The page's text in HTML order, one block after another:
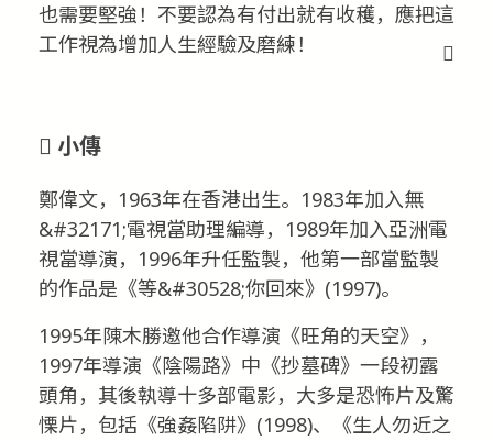
也需要堅強！不要認為有付出就有收穫，應把這
工作視為增加人生經驗及磨練！
小傳
鄭偉文，1963年在香港出生。1983年加入無
&#32171;電視當助理編導，1989年加入亞洲電
視當導演，1996年升任監製，他第一部當監製
的作品是《等&#30528;你回來》(1997)。
1995年陳木勝邀他合作導演《旺角的天空》，
1997年導演《陰陽路》中《抄墓碑》一段初露
頭角，其後執導十多部電影，大多是恐怖片及驚
慄片，包括《強姦陷阱》(1998)、《生人勿近之